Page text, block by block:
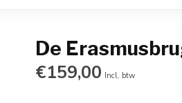
De
€159,00 Incl. btw